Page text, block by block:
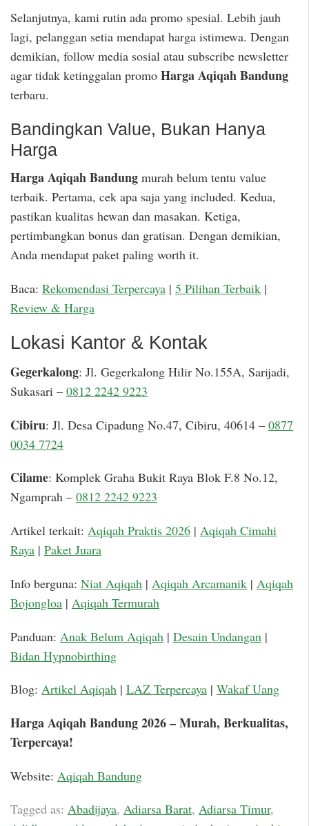
Selanjutnya, kami rutin ada promo spesial. Lebih jauh
lagi, pelanggan setia mendapat harga istimewa. Dengan
demikian, follow media sosial atau subscribe newsletter
agar tidak ketinggalan promo Harga Aqiqah Bandung
terbaru.
Bandingkan Value, Bukan Hanya
Harga
Harga Aqiqah Bandung murah belum tentu value
terbaik. Pertama, cek apa saja yang included. Kedua,
pastikan kualitas hewan dan masakan. Ketiga,
pertimbangkan bonus dan gratisan. Dengan demikian,
Anda mendapat paket paling worth it.
Baca: Rekomendasi Terpercaya | 5 Pilihan Terbaik |
Review & Harga
Lokasi Kantor & Kontak
Gegerkalong: Jl. Gegerkalong Hilir No.155A, Sarijadi,
Sukasari – 0812 2242 9223
Cibiru: Jl. Desa Cipadung No.47, Cibiru, 40614 – 0877
0034 7724
Cilame: Komplek Graha Bukit Raya Blok F.8 No.12,
Ngamprah – 0812 2242 9223
Artikel terkait: Aqiqah Praktis 2026 | Aqiqah Cimahi
Raya | Paket Juara
Info berguna: Niat Aqiqah | Aqiqah Arcamanik | Aqiqah
Bojongloa | Aqiqah Termurah
Panduan: Anak Belum Aqiqah | Desain Undangan |
Bidan Hypnobirthing
Blog: Artikel Aqiqah | LAZ Terpercaya | Wakaf Uang
Harga Aqiqah Bandung 2026 – Murah, Berkualitas,
Terpercaya!
Website: Aqiqah Bandung
Tagged as: Abadijaya, Adiarsa Barat, Adiarsa Timur,